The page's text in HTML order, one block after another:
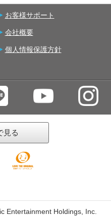
お客様サポート
会社概要
個人情報保護方針
見る
Entertainment Holdings, Inc.